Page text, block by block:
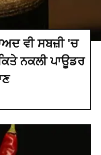
ਵੀ ਸਬਜ਼ੀ 'ਚ
ਨਕਲੀ ਪਾਊਡਰ